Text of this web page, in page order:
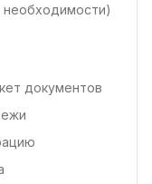
необходимости)
документов